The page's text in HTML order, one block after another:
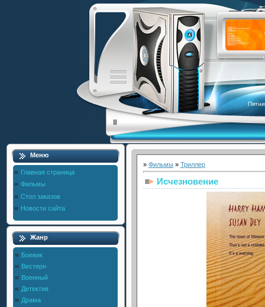
Меню
Главная страница
Фильмы
Стол заказов
Новости сайта
Жанр
Боевик
Вестерн
Военный
Детектив
Драма
» Фильмы » Триллер
Исчезновение